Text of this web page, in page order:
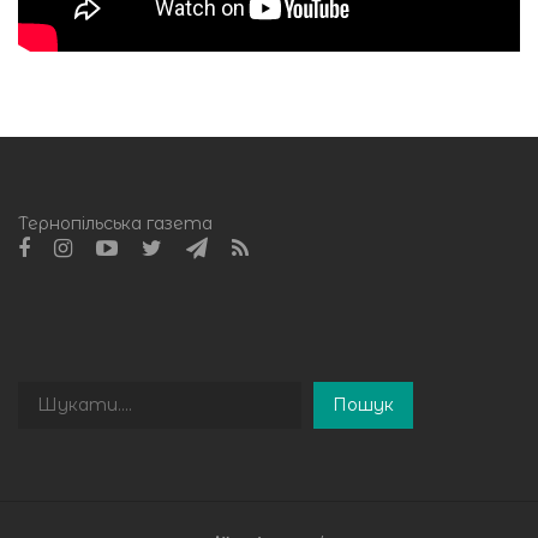
Тернопільська газета
Пошук
Пошук